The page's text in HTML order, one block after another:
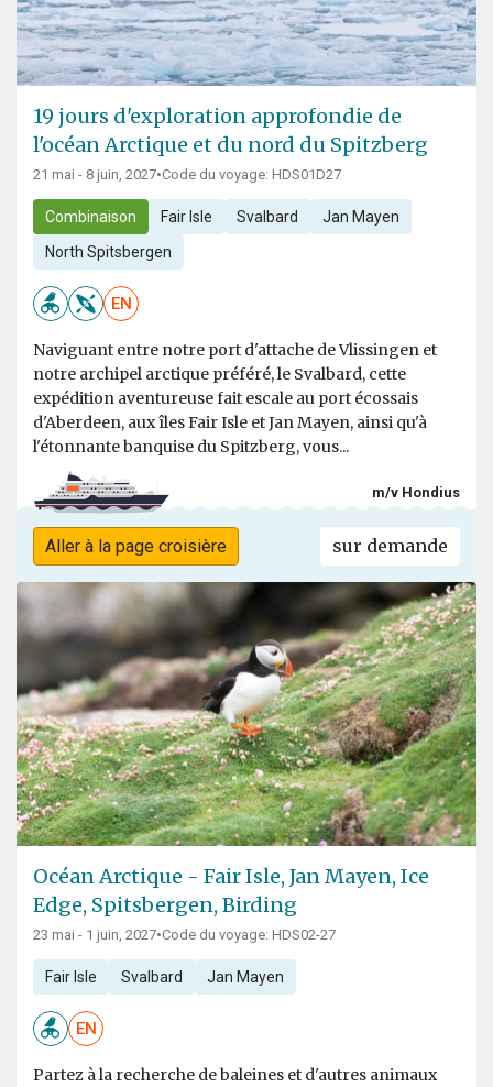
19 jours d'exploration approfondie de
l'océan Arctique et du nord du Spitzberg
21 mai - 8 juin, 2027•Code du voyage: HDS01D27
Combinaison Fair Isle Svalbard Jan Mayen
North Spitsbergen
EN
Naviguant entre notre port d'attache de Vlissingen et
notre archipel arctique préféré, le Svalbard, cette
expédition aventureuse fait escale au port écossais
d'Aberdeen, aux îles Fair Isle et Jan Mayen, ainsi qu'à
l'étonnante banquise du Spitzberg, vous...
m/v Hondius
Aller à la page croisière sur demande
Océan Arctique - Fair Isle, Jan Mayen, Ice
Edge, Spitsbergen, Birding
23 mai - 1 juin, 2027•Code du voyage: HDS02-27
Fair Isle Svalbard Jan Mayen
EN
Partez à la recherche de baleines et d'autres animaux